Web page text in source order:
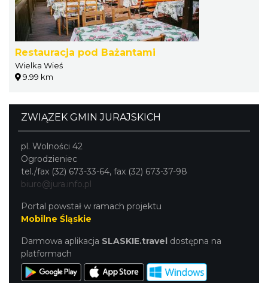
Restauracja pod Bażantami
Wielka Wieś
9.99 km
ZWIĄZEK GMIN JURAJSKICH
pl. Wolności 42
Ogrodzieniec
tel./fax (32) 673-33-64, fax (32) 673-37-98
biuro@jura.info.pl
Portal powstał w ramach projektu
Mobilne Śląskie
Darmowa aplikacja SLASKIE.travel dostępna na
platformach